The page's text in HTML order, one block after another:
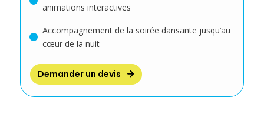
animations interactives
Accompagnement de la soirée dansante jusqu’au
cœur de la nuit
Demander un devis